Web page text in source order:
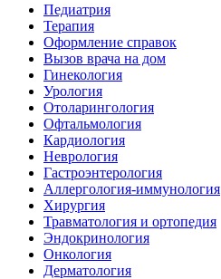
Педиатрия
Терапия
Оформление справок
Вызов врача на дом
Гинекология
Урология
Отоларингология
Офтальмология
Кардиология
Неврология
Гастроэнтерология
Аллергология-иммунология
Хирургия
Травматология и ортопедия
Эндокринология
Онкология
Дерматология